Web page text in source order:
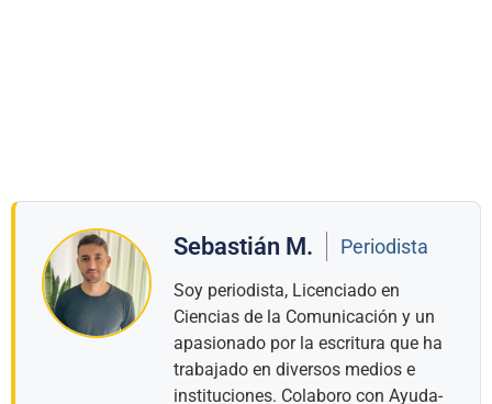
Sebastián M. Periodista
Soy periodista, Licenciado en
Ciencias de la Comunicación y un
apasionado por la escritura que ha
trabajado en diversos medios e
instituciones. Colaboro con Ayuda-